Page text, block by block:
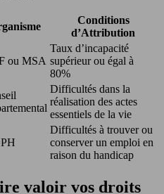
Conditions
d’Attribution
ou MSA
Taux d’incapacité
supérieur ou égal à
80%
Difficultés dans la
réalisation des actes
essentiels de la vie
Difficultés à trouver ou
conserver un emploi en
raison du handicap
valoir vos droits